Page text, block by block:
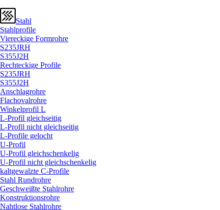
Stahl
Stahlprofile
Viereckige Formrohre
S235JRH
S355J2H
Rechteckige Profile
S235JRH
S355J2H
Anschlagrohre
Flachovalrohre
Winkelprofil L
L-Profil gleichseitig
L-Profil nicht gleichseitig
L-Profile gelocht
U-Profil
U-Profil gleichschenkelig
U-Profil nicht gleichschenkelig
kaltgewalzte C-Profile
Stahl Rundrohre
Geschweißte Stahlrohre
Konstruktionsrohre
Nahtlose Stahlrohre